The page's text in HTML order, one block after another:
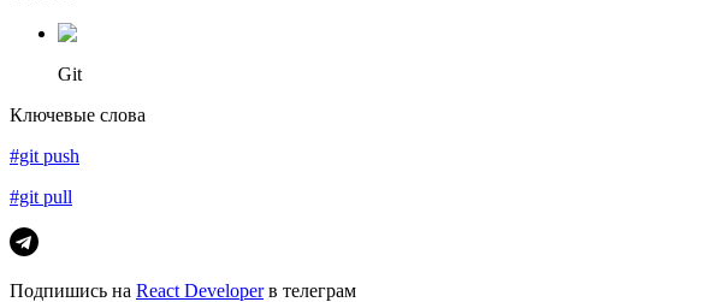
Git
Ключевые слова
#git push
#git pull
Подпишись на React Developerв телеграм